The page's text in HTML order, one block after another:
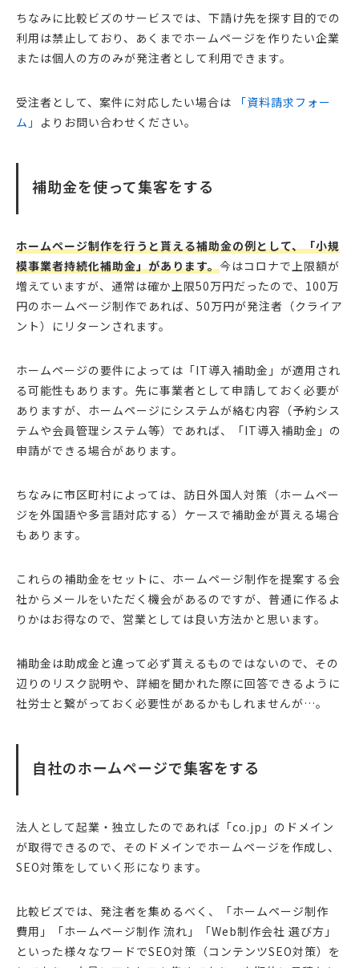
ちなみに比較ビズのサービスでは、下請け先を探す目的での
利用は禁止しており、あくまでホームページを作りたい企業
または個人の方のみが発注者として利用できます。
受注者として、案件に対応したい場合は
「資料請求フォー
ム」 よりお問い合わせください。
補助金を使って集客をする
ホームページ制作を行うと貰える補助金の例として、「小規
模事業者持続化補助金」があります。今はコロナで上限額が
増えていますが、通常は確か上限50万円だったので、100万
円のホームページ制作であれば、50万円が発注者（クライア
ント）にリターンされます。
ホームページの要件によっては「IT導入補助金」が適用され
る可能性もあります。先に事業者として申請しておく必要が
ありますが、ホームページにシステムが絡む内容（予約シス
テムや会員管理システム等）であれば、「IT導入補助金」の
申請ができる場合があります。
ちなみに市区町村によっては、訪日外国人対策（ホームペー
ジを外国語や多言語対応する）ケースで補助金が貰える場合
もあります。
これらの補助金をセットに、ホームページ制作を提案する会
社からメールをいただく機会があるのですが、普通に作るよ
りかはお得なので、営業としては良い方法かと思います。
補助金は助成金と違って必ず貰えるものではないので、その
辺りのリスク説明や、詳細を聞かれた際に回答できるように
社労士と繋がっておく必要性があるかもしれませんが…。
自社のホームページで集客をする
法人として起業・独立したのであれば「co.jp」のドメイン
が取得できるので、そのドメインでホームページを作成し、
SEO対策をしていく形になります。
比較ビズでは、発注者を集めるべく、「ホームページ制作
費用」「ホームページ制作 流れ」「Web制作会社 選び方」
といった様々なワードでSEO対策（コンテンツSEO対策）を